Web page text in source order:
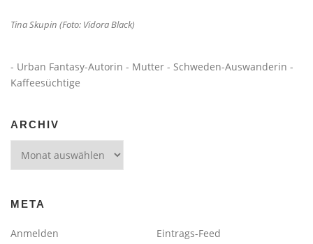
Tina Skupin (Foto: Vidora Black)
- Urban Fantasy-Autorin - Mutter - Schweden-Auswanderin -
Kaffeesüchtige
ARCHIV
META
Anmelden
Eintrags-Feed